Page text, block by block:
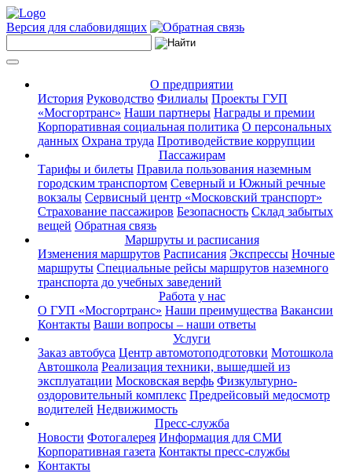
Версия для слабовидящих
О предприятии
История Руководство Филиалы Проекты ГУП
«Мосгортранс» Наши партнеры Награды и премии
Корпоративная социальная политика О персональных
данных Охрана труда Противодействие коррупции
Пассажирам
Тарифы и билеты Правила пользования наземным
городским транспортом Северный и Южный речные
вокзалы Сервисный центр «Московский транспорт»
Страхование пассажиров Безопасность Склад забытых
вещей Обратная связь
Маршруты и расписания
Изменения маршрутов Расписания Экспрессы Ночные
маршруты Специальные рейсы маршрутов наземного
транспорта до учебных заведений
Работа у нас
О ГУП «Мосгортранс» Наши преимущества Вакансии
Контакты Ваши вопросы – наши ответы
Услуги
Заказ автобуса Центр автомотоподготовки Мотошкола
Автошкола Реализация техники, вышедшей из
эксплуатации Московская верфь Физкультурно-
оздоровительный комплекс Предрейсовый медосмотр
водителей Недвижимость
Пресс-служба
Новости Фотогалерея Информация для СМИ
Корпоративная газета Контакты пресс-службы
Контакты